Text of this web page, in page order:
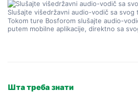
Slušajte višedržavni audio-vodič sa svog
Tokom ture Bosforom slušajte audio-
putem mobilne aplikacije, direktno sa
Шта треба знати